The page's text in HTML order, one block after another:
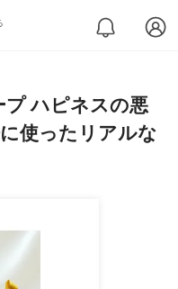
プ ハピネスの悪
使ったリアルな